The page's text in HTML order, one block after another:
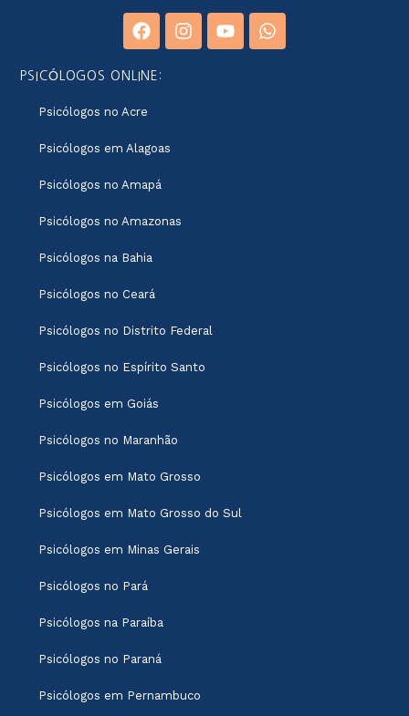
PSICÓLOGOS ONLINE:
Psicólogos no Acre
Psicólogos em Alagoas
Psicólogos no Amapá
Psicólogos no Amazonas
Psicólogos na Bahia
Psicólogos no Ceará
Psicólogos no Distrito Federal
Psicólogos no Espírito Santo
Psicólogos em Goiás
Psicólogos no Maranhão
Psicólogos em Mato Grosso
Psicólogos em Mato Grosso do Sul
Psicólogos em Minas Gerais
Psicólogos no Pará
Psicólogos na Paraíba
Psicólogos no Paraná
Psicólogos em Pernambuco